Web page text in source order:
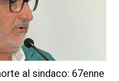
al sindaco: 67enne